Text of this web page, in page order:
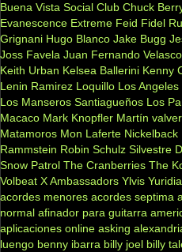
Buena Vista Social Club Chuck
Evanescence Extreme Feid Fidel
Grignani Hugo Blanco Jake Bugg
Joss Favela Juan Fernando Velasco
Keith Urban Kelsea Ballerini Kenny
Lenin Ramirez Loquillo Los
Los Manseros Santiagueños Los
Macaco Mark Knopfler Martín
Matamoros Mon Laferte Nickelback
Rammstein Robin Schulz Silvestre
Snow Patrol The Cranberries The
Volbeat X Ambassadors Ylvis Yuridia
acordes menores acordes septima
normal afinador para guitarra
aplicaciones online asking
luengo benny ibarra billy joel billy